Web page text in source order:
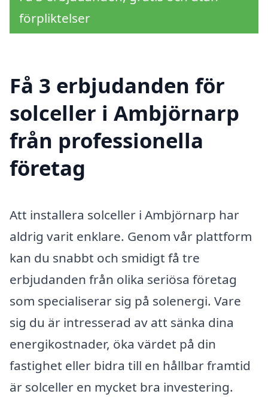
förpliktelser
Få 3 erbjudanden för
solceller i Ambjörnarp
från professionella
företag
Att installera solceller i Ambjörnarp har
aldrig varit enklare. Genom vår plattform
kan du snabbt och smidigt få tre
erbjudanden från olika seriösa företag
som specialiserar sig på solenergi. Vare
sig du är intresserad av att sänka dina
energikostnader, öka värdet på din
fastighet eller bidra till en hållbar framtid
är solceller en mycket bra investering.